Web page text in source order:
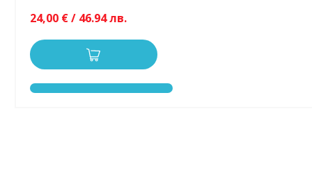
24,00 € / 46.94 лв.